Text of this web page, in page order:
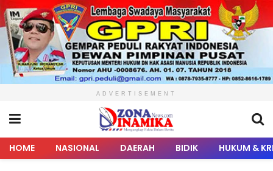
ADVERTISEMENT
HOME NASIONAL DAERAH BIDIK HUKUM &